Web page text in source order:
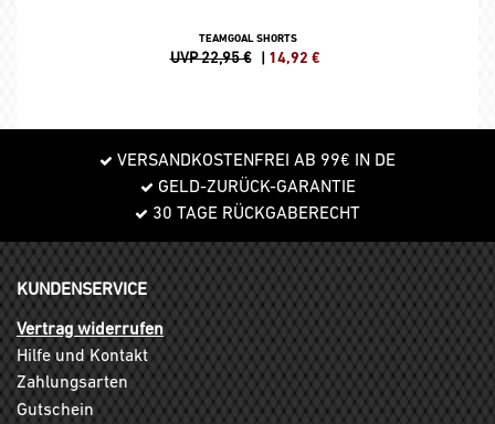
TEAMGOAL SHORTS
UVP 22,95 € | 14,92 €
VERSANDKOSTENFREI AB 99€ IN DE
GELD-ZURÜCK-GARANTIE
30 TAGE RÜCKGABERECHT
KUNDENSERVICE
Vertrag widerrufen
Hilfe und Kontakt
Zahlungsarten
Gutschein